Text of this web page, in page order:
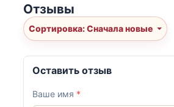
Отзывы
Сортировка: Сначала новые
Оставить отзыв
Ваше имя *